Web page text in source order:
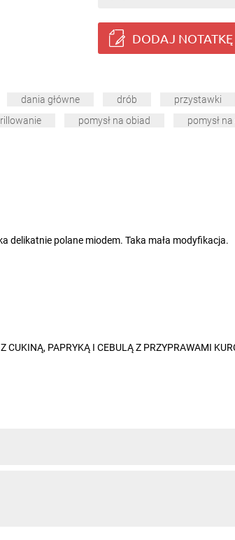
DODAJ NOTATKĘ
dania główne drób przystawki
pomysł na obiad pomysł
delikatnie polane miodem. Taka mała modyfikacja.
CUKINĄ, PAPRYKĄ I CEBULĄ Z PRZYPRAWAMI
kurczak pieczarka:)) spróbuj !!